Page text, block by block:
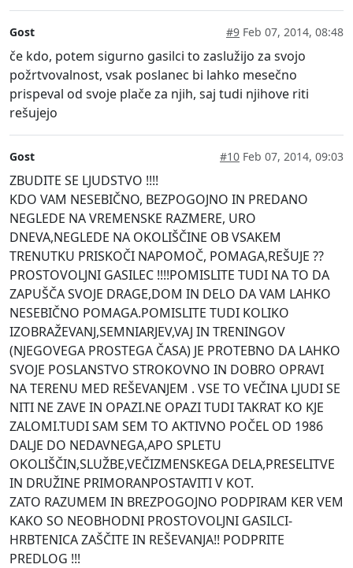
Gost #9 Feb 07, 2014, 08:48
če kdo, potem sigurno gasilci to zaslužijo za svojo
požrtvovalnost, vsak poslanec bi lahko mesečno
prispeval od svoje plače za njih, saj tudi njihove riti
rešujejo
Gost #10 Feb 07, 2014, 09:03
ZBUDITE SE LJUDSTVO !!!!
KDO VAM NESEBIČNO, BEZPOGOJNO IN PREDANO
NEGLEDE NA VREMENSKE RAZMERE, URO
DNEVA,NEGLEDE NA OKOLIŠČINE OB VSAKEM
TRENUTKU PRISKOČI NAPOMOČ, POMAGA,REŠUJE ??
PROSTOVOLJNI GASILEC !!!!POMISLITE TUDI NA TO DA
ZAPUŠČA SVOJE DRAGE,DOM IN DELO DA VAM LAHKO
NESEBIČNO POMAGA.POMISLITE TUDI KOLIKO
IZOBRAŽEVANJ,SEMNIARJEV,VAJ IN TRENINGOV
(NJEGOVEGA PROSTEGA ČASA) JE PROTEBNO DA LAHKO
SVOJE POSLANSTVO STROKOVNO IN DOBRO OPRAVI
NA TERENU MED REŠEVANJEM . VSE TO VEČINA LJUDI SE
NITI NE ZAVE IN OPAZI.NE OPAZI TUDI TAKRAT KO KJE
ZALOMI.TUDI SAM SEM TO AKTIVNO POČEL OD 1986
DALJE DO NEDAVNEGA,APO SPLETU
OKOLIŠČIN,SLUŽBE,VEČIZMENSKEGA DELA,PRESELITVE
IN DRUŽINE PRIMORANPOSTAVITI V KOT.
ZATO RAZUMEM IN BREZPOGOJNO PODPIRAM KER VEM
KAKO SO NEOBHODNI PROSTOVOLJNI GASILCI-
HRBTENICA ZAŠČITE IN REŠEVANJA!! PODPRITE
PREDLOG !!!